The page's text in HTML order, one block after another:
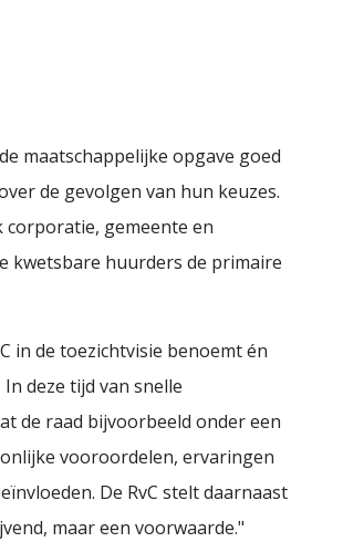
maatschappelijke opgave goed
de gevolgen van hun keuzes.
gemeente en
kwetsbare huurders de primaire
in de toezichtvisie benoemt én
deze tijd van snelle
de raad bijvoorbeeld onder een
vooroordelen, ervaringen
De RvC stelt daarnaast
maar een voorwaarde."